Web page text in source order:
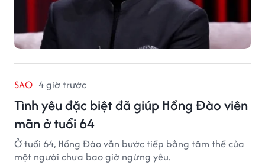
SAO 4 giờ trước
Tình yêu đặc biệt đã giúp Hồng Đào viên
mãn ở tuổi 64
Ở tuổi 64, Hồng Đào vẫn bước tiếp bằng tâm thế của
một người chưa bao giờ ngừng yêu.